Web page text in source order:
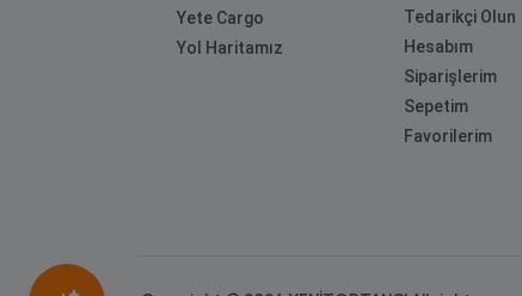
Yete Cargo
Yol Haritamız
Tedarikçi Olun
Hesabım
Siparişlerim
Sepetim
Favorilerim